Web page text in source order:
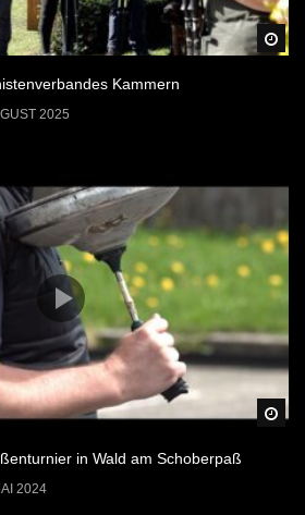
Kammern
2025
in Wald am Schoberpaß
2024